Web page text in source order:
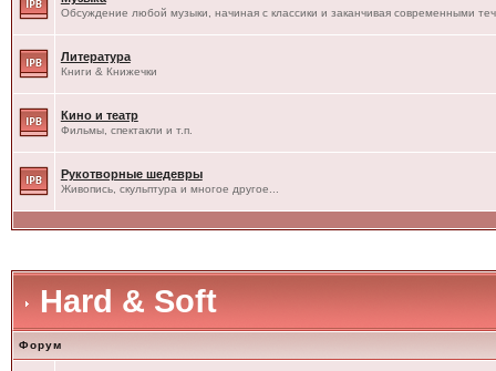
Обсуждение любой музыки, начиная с классики и заканчивая современными
Литература
Книги & Книжечки
Кино и театр
Фильмы, спектакли и т.п.
Рукотворные шедевры
Живопись, скульптура и многое другое...
Hard & Soft
Форум